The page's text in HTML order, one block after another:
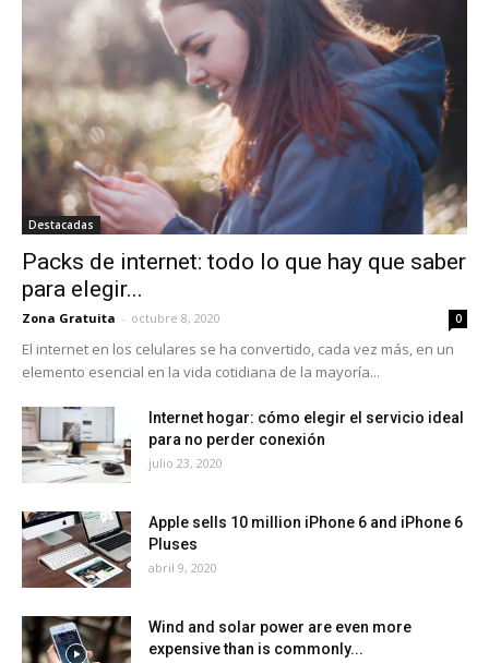
Destacadas
Packs de internet: todo lo que hay que saber
para elegir...
Zona Gratuita - octubre 8, 2020 0
El internet en los celulares se ha convertido, cada vez más, en un
elemento esencial en la vida cotidiana de la mayoría...
Internet hogar: cómo elegir el servicio ideal
para no perder conexión
julio 23, 2020
Apple sells 10 million iPhone 6 and iPhone 6
Pluses
abril 9, 2020
Wind and solar power are even more
expensive than is commonly...